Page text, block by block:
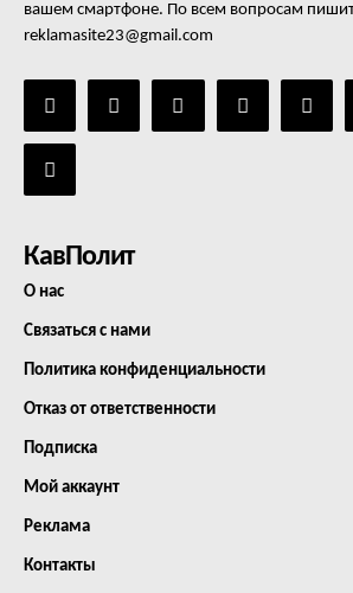
вашем смартфоне. По всем вопросам
reklamasite23@gmail.com
КавПолит
О нас
Связаться с нами
Политика конфиденциальности
Отказ от ответственности
Подписка
Мой аккаунт
Реклама
Контакты